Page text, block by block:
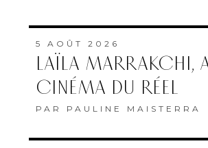
5 AOÛT 2026
LAÏLA MARRAKCHI,
CINÉMA DU RÉEL
PAR PAULINE MAISTERRA